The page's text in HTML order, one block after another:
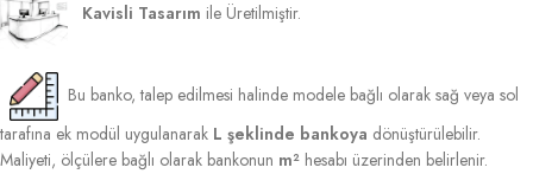
Kavisli Tasarım ile Üretilmiştir.
Bu banko, talep edilmesi halinde modele bağlı olarak sağ veya sol
tarafına ek modül uygulanarak L şeklinde bankoya dönüştürülebilir.
Maliyeti, ölçülere bağlı olarak bankonun m² hesabı üzerinden belirlenir.